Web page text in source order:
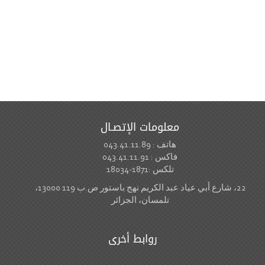
معلومات الإتصـال
هاتف : 043.41.11.89
فاكس : 043.41.11.91
تلكس :1871-18034
22، شارع أبي عياد عبد الكريم نهج باستور ص.ب 119 13000،
تلمسان، الجزائر
روابط أخرى